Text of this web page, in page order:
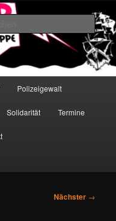
Polizeigewalt
Solidarität Termine
Nächster →